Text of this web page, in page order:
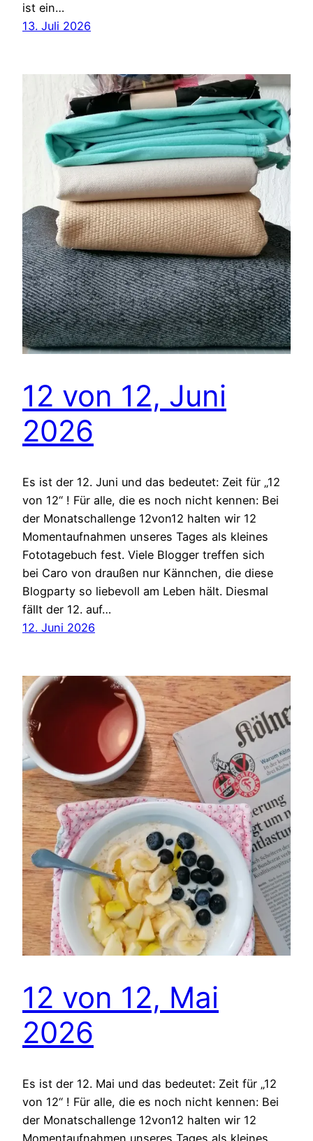
ist ein…
13. Juli 2026
12 von 12, Juni
2026
Es ist der 12. Juni und das bedeutet: Zeit für „12
von 12“ ! Für alle, die es noch nicht kennen: Bei
der Monatschallenge 12von12 halten wir 12
Momentaufnahmen unseres Tages als kleines
Fototagebuch fest. Viele Blogger treffen sich
bei Caro von draußen nur Kännchen, die diese
Blogparty so liebevoll am Leben hält. Diesmal
fällt der 12. auf…
12. Juni 2026
12 von 12, Mai
2026
Es ist der 12. Mai und das bedeutet: Zeit für „12
von 12“ ! Für alle, die es noch nicht kennen: Bei
der Monatschallenge 12von12 halten wir 12